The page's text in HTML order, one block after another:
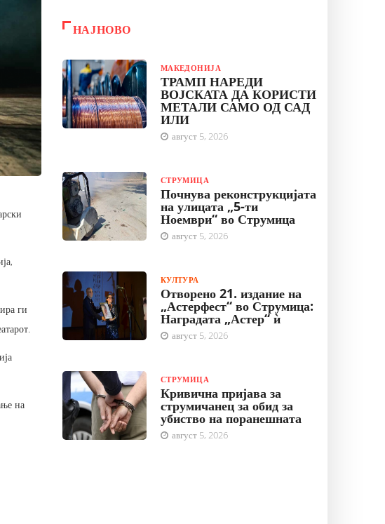
ги
на
НАЈНОВО
МАКЕДОНИЈА
ТРАМП НАРЕДИ
ВОЈСКАТА ДА КОРИСТИ
МЕТАЛИ САМО ОД САД
ИЛИ
август 5, 2026
СТРУМИЦА
Почнува реконструкцијата
на улицата „5-ти
Ноември“ во Струмица
август 5, 2026
КУЛТУРА
Отворено 21. издание на
„Астерфест“ во Струмица:
Наградата „Астер“ ѝ
август 5, 2026
СТРУМИЦА
Кривична пријава за
струмичанец за обид за
убиство на поранешната
август 5, 2026